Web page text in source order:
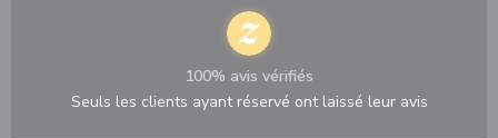
100% avis vérifiés
Seuls les clients ayant réservé ont laissé leur avis